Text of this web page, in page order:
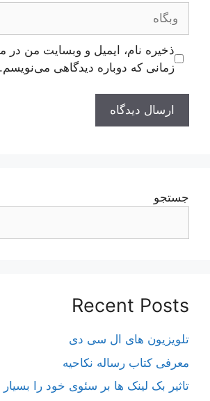
وبگاه
ذخیره نام، ایمیل و وبسایت من در
زمانی که دوباره دیدگاهی می‌نویسم.
جستجو
Recent Posts
تلویزیون های ال سی دی
معرفی کتاب رساله نکاحیه
تاثیر بک لینک ها بر سئوی خود را